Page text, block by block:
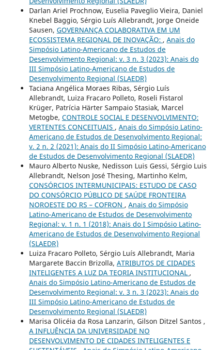
Darlan Ariel Prochnow, Euselia Paveglio Vieira, Daniel
Knebel Baggio, Sérgio Luís Allebrandt, Jorge Oneide
Sausen, GOVERNANÇA COLABORATIVA EM UM
ECOSSISTEMA REGIONAL DE INOVAÇÃO: , Anais do
Simpósio Latino-Americano de Estudos de
Desenvolvimento Regional: v. 3 n. 3 (2023): Anais do
III Simpósio Latino-Americano de Estudos de
Desenvolvimento Regional (SLAEDR)
Taciana Angélica Moraes Ribas, Sérgio Luís
Allebrandt, Luiza Fracaro Polleto, Roseli Fistarol
Krüger, Patrícia Härter Sampaio Stasiak, Marcel
Metogbe, CONTROLE SOCIAL E DESENVOLVIMENTO:
VERTENTES CONCEITUAIS , Anais do Simpósio Latino-
Americano de Estudos de Desenvolvimento Regional:
v. 2 n. 2 (2021): Anais do II Simpósio Latino-Americano
de Estudos de Desenvolvimento Regional (SLAEDR)
Mauro Alberto Nuske, Nedisson Luis Gessi, Sérgio Luis
Allebrandt, Nelson José Thesing, Martinho Kelm,
CONSÓRCIOS INTERMUNICIPAIS: ESTUDO DE CASO
DO CONSÓRCIO PÚBLICO DE SAÚDE FRONTEIRA
NOROESTE DO RS – COFRON , Anais do Simpósio
Latino-Americano de Estudos de Desenvolvimento
Regional: v. 1 n. 1 (2018): Anais do I Simpósio Latino-
Americano de Estudos de Desenvolvimento Regional
(SLAEDR)
Luiza Fracaro Polleto, Sérgio Luís Allebrandt, Maria
Margarete Baccin Brizolla, ATRIBUTOS DE CIDADES
INTELIGENTES A LUZ DA TEORIA INSTITUCIONAL ,
Anais do Simpósio Latino-Americano de Estudos de
Desenvolvimento Regional: v. 3 n. 3 (2023): Anais do
III Simpósio Latino-Americano de Estudos de
Desenvolvimento Regional (SLAEDR)
Marisa Olicéia da Rosa Lanzarin, Gilson Ditzel Santos ,
A INFLUÊNCIA DA UNIVERSIDADE NO
DESENVOLVIMENTO DE CIDADES INTELIGENTES E